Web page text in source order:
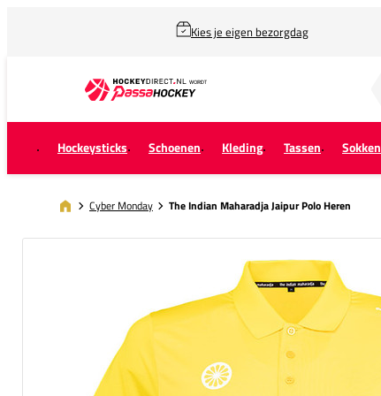
Kies je eigen bezorgdag
Hockeysticks Schoenen Kleding Tassen Sokken
Cyber Monday The Indian Maharadja Jaipur Polo Heren